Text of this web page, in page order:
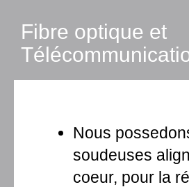
Fibre optique et
Nous
soudeuses
coeur, pour la